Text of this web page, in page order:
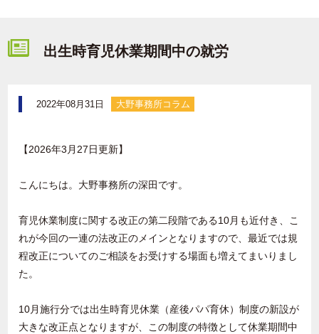
出生時育児休業期間中の就労
2022年08月31日 大野事務所コラム
【2026年3月27日更新】
こんにちは。大野事務所の深田です。
育児休業制度に関する改正の第二段階である10月も近付き、こ
れが今回の一連の法改正のメインとなりますので、最近では規
程改正についてのご相談をお受けする場面も増えてまいりまし
た。
10月施行分では出生時育児休業（産後パパ育休）制度の新設が
大きな改正点となりますが、この制度の特徴として休業期間中